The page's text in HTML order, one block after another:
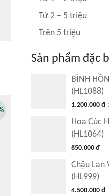
Từ 2 – 5 triệu
Trên 5 triệu
Sản phẩm đặc
BÌNH
(HL1088)
1.200.000 đ
Hoa Cúc
(HL1064)
850.000 đ
Chậu Lan
(HL999)
4.500.000 đ